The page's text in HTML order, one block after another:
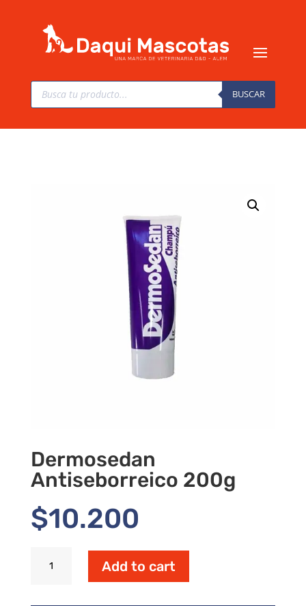
Búsqueda
productos
BUSCAR
Dermosedan
Antiseborreico 200g
$10.200
Dermosedan
Antiseborreico
Add to cart